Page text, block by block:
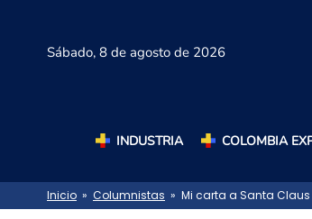
Sábado, 8 de agosto de 2026
INDUSTRIA COLOMBIA
Inicio » Columnistas » Mi carta a Santa Claus